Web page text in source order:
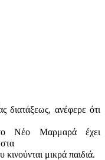
διατάξεως, ανέφερε ότι
Νέο Μαρμαράέχει
μικρά παιδιά.